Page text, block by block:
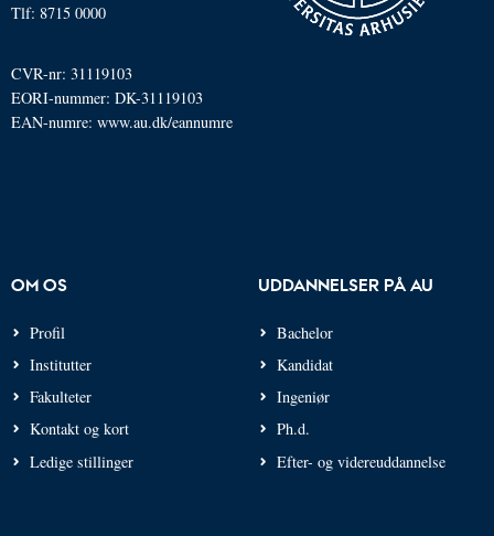
Tlf: 8715 0000
CVR-nr: 31119103
EORI-nummer: DK-31119103
EAN-numre: www.au.dk/eannumre
OM OS
Profil
Institutter
Fakulteter
Kontakt og kort
Ledige stillinger
UDDANNELSER PÅ AU
Bachelor
Kandidat
Ingeniør
Ph.d.
Efter- og videreuddannelse